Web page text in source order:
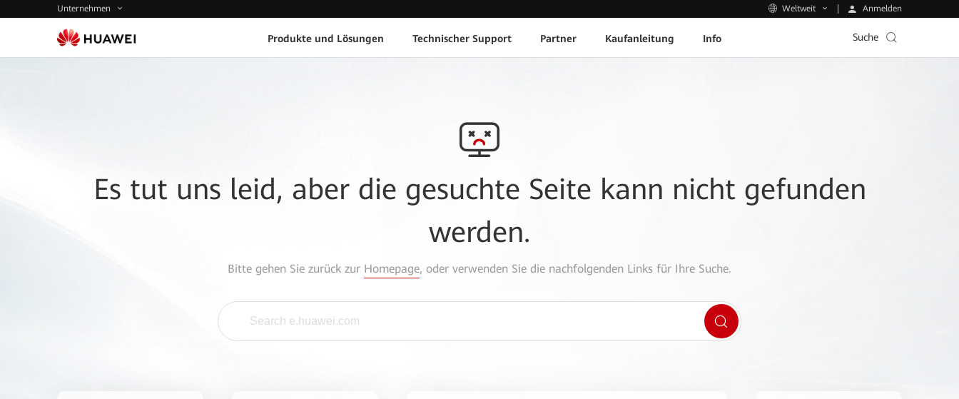
Unternehmen Weltweit Anmelden
Produkte und Lösungen Technischer Support Partner Kaufanleitung Info Suche
Es tut uns leid, aber die gesuchte Seite kann nicht gefunden
werden.
Bitte gehen Sie zurück zur Homepage, oder verwenden Sie die nachfolgenden Links für Ihre Suche.